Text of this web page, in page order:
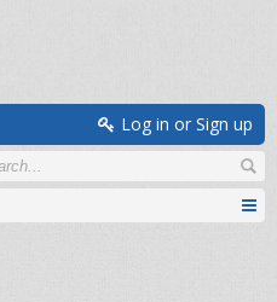
Log in or Sign up